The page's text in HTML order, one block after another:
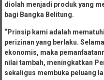
diolah menjadi produk yang
bagi Bangka Belitung.
“Prinsip kami adalah
perizinan yang berlaku.
ekonomis, maka
nilai tambah, meningkatkan
sekaligus membuka peluang